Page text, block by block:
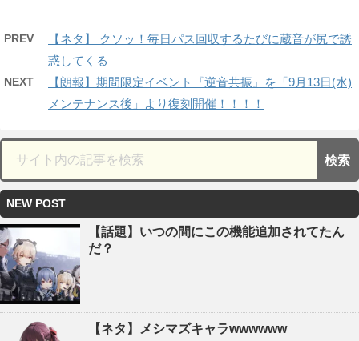
PREV
【ネタ】 クソッ！毎日パス回収するたびに蔵音が尻で誘
惑してくる
NEXT
【朗報】期間限定イベント『逆音共振』を「9月13日(水)
メンテナンス後」より復刻開催！！！！
NEW POST
【話題】いつの間にこの機能追加されてたん
だ？
【ネタ】メシマズキャラwwwwww